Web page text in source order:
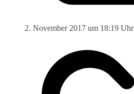
2. November 2017 um 18:19 Uhr